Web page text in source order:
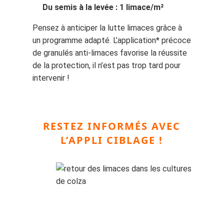
Du semis à la levée : 1 limace/m²
Pensez à anticiper la lutte limaces grâce à
un programme adapté. L’application* précoce
de granulés anti-limaces favorise la réussite
de la protection, il n’est pas trop tard pour
intervenir !
RESTEZ INFORMÉS AVEC
L’APPLI CIBLAGE !